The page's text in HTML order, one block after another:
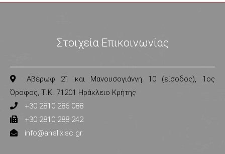
Στοιχεία Επικοινωνίας
Αβέρωφ 21 και Μανουσογιάννη 10 (είσοδος), 1ος
Όροφος, Τ.Κ. 71201 Ηράκλειο Κρήτης
+30 2810 286 088
+30 2810 288 242
info@anelixisc.gr